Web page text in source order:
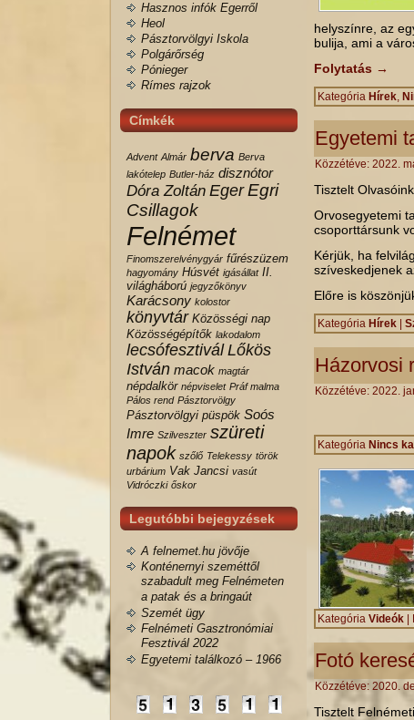
Hasznos infók Egerről
Heol
Pásztorvölgyi Iskola
Polgárőrség
Pónieger
Rímes rajzok
Címkék
Advent Almár berva Berva
lakótelep Butler-ház disznótor
Dóra Zoltán Eger Egri
Csillagok
Felnémet
Finomszerelvénygyár fűrészüzem
hagyomány Húsvét igásállat II.
világháború jegyzőkönyv
Karácsony kolostor
könyvtár Közösségi nap
Közösségépítők lakodalom
lecsófesztivál Lőkös
István macok magtár
népdalkör népviselet Práf malma
Pálos rend Pásztorvölgy
Pásztorvölgyi püspök Soós
Imre Szilveszter szüreti
napok szőlő Telekessy török
urbárium Vak Jancsi vasút
Vidróczki őskor
Legutóbbi bejegyzések
A felnemet.hu jövője
Konténernyi szeméttől
szabadult meg Felnémeten
a patak és a bringaút
Szemét ügy
Felnémeti Gasztronómiai
Fesztivál 2022
Egyetemi találkozó – 1966
helyszínre, az
bulija, ami a
Folytatás →
Kategória Hírek,
Egyetemi
Közzétéve: 2022.
Tisztelt
Orvosegyetemi
csoporttársunk
Kérjük, ha
szíveskedjenek
Előre is
Kategória Hírek
Házorvosi
Közzétéve: 2022.
Kategória Nincs
Kategória Videók
Fotó
Közzétéve: 2020.
Tisztelt